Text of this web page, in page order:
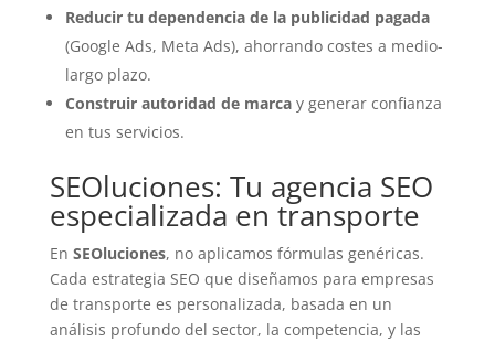
Reducir tu dependencia de la publicidad pagada
(Google Ads, Meta Ads), ahorrando costes a medio-
largo plazo.
Construir autoridad de marcay generar confianza
en tus servicios.
SEOluciones: Tu agencia SEO
especializada en transporte
En SEOluciones, no aplicamos fórmulas genéricas.
Cada estrategia SEO que diseñamos para empresas
de transporte es personalizada, basada en un
análisis profundo del sector, la competencia, y las